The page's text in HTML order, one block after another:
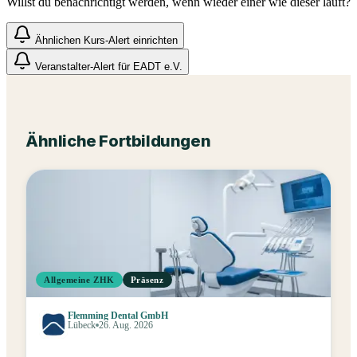
Ähnlichen Kurs-Alert einrichten
Veranstalter-Alert für EADT e.V.
Ähnliche Fortbildungen
Allgemeine ZHK Präsenz
Flemming Dental GmbH
Lübeck 26. Aug. 2026